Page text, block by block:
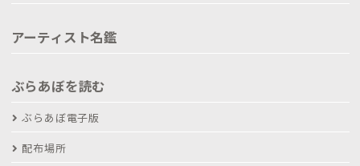
アーティスト名鑑
ぶらあぼを読む
ぶらあぼ電子版
配布場所